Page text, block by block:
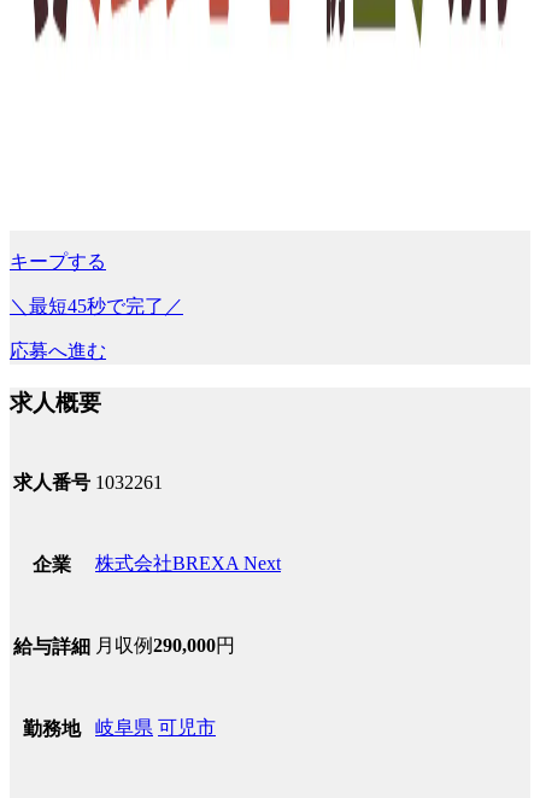
キープする
＼最短45秒で完了／
応募へ進む
求人概要
求人番号 1032261
企業 株式会社BREXA Next
給与詳細 月収例290,000円
勤務地 岐阜県 可児市